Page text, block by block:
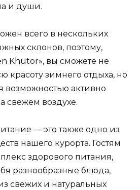
и души.
всего в нескольких
склонов, поэтому,
Khutor», вы сможете не
красоту зимнего отдыха, но
возможностью активно
свежем воздухе.
— это также одно из
нашего курорта. Гостям
здорового питания,
разнообразные блюда,
свежих и натуральных